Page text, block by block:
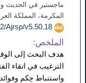
ماجستير في الحديث
المكرمة، المملكة
doi.org/10.52132/Ajrsp/v5.50.18
الملخص:
هدف البحث إلى
الترغيب في اتقاء
واستنباط حِكم